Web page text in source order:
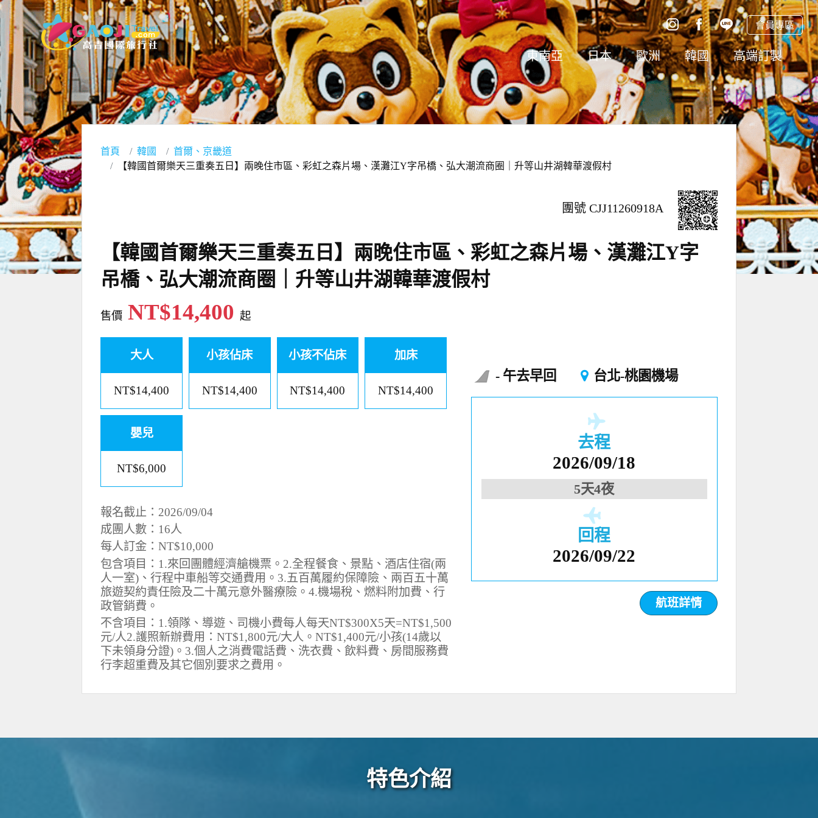
會員專區
東南亞 日本 歐洲 韓國 高端訂製
首頁 韓國
首爾、京畿道
【韓國首爾樂天三重奏五日】兩晚住市區、彩虹之森片場、漢灘江Y字吊橋、弘大潮流商圈｜升等山井湖韓華渡假村
團號 CJJ11260918A
【韓國首爾樂天三重奏五日】兩晚住市區、彩虹之森片場、漢灘江Y字
吊橋、弘大潮流商圈｜升等山井湖韓華渡假村
售價 NT$14,400起
大人
NT$14,400
小孩佔床
NT$14,400
小孩不佔床
NT$14,400
加床
NT$14,400
嬰兒
NT$6,000
報名截止：2026/09/04
成團人數：16人
每人訂金：NT$10,000
包含項目：1.來回團體經濟艙機票。2.全程餐食、景點、酒店住宿(兩
人一室)、行程中車船等交通費用。3.五百萬履約保障險、兩百五十萬
旅遊契約責任險及二十萬元意外醫療險。4.機場稅、燃料附加費、行
政管銷費。
不含項目：1.領隊、導遊、司機小費每人每天NT$300X5天=NT$1,500
元/人2.護照新辦費用：NT$1,800元/大人。NT$1,400元/小孩(14歲以
下未領身分證)。3.個人之消費電話費、洗衣費、飲料費、房間服務費
行李超重費及其它個別要求之費用。
午去早回 台北-桃園機場
去程
2026/09/18
5天4夜
回程
2026/09/22
航班詳情
特色介紹